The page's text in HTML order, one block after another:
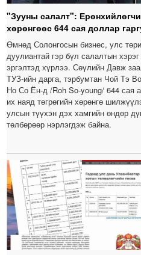
"Зууны салалт":
хөрөнгөөс 644 сая доллар
Өмнөд Солонгосын бизнес, улс
дуулиантай гэр бүл салалтын
эргэлтэд хүрлээ. Сөүлийн Давж
ТУЗ-ийн дарга, тэрбумтан Чой Тэ
Но Со Ён-д /Roh So-young/ 644 сая
их наяд төгрөгийн хөрөнгө
улсын түүхэн дэх хамгийн өндөр
төлбөрөөр нэрлэгдэж байна.